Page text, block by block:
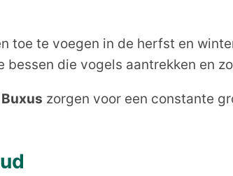
toe te voegen in de herfst en
bessen die vogels aantrekken en
Buxus zorgen voor een constante